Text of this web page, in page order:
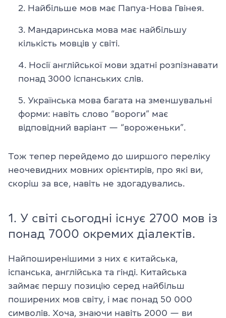
Найбільше мов має Папуа-Нова Гвінея.
Мандаринська мова має найбільшу
кількість мовців у світі.
Носії англійської мови здатні розпізнавати
понад 3000 іспанських слів.
Українська мова багата на зменшувальні
форми: навіть слово “вороги” має
відповідний варіант — “вороженьки”.
Тож тепер перейдемо до ширшого переліку
неочевидних мовних орієнтирів, про які ви,
скоріш за все, навіть не здогадувались.
1. У світі сьогодні існує 2700 мов із
понад 7000 окремих діалектів.
Найпоширенішими з них є китайська,
іспанська, англійська та гінді. Китайська
займає першу позицію серед найбільш
поширених мов світу, і має понад 50 000
символів. Хоча, знаючи навіть 2000 — ви